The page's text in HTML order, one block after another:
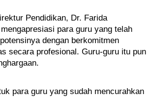
Pendidikan, Dr. Farida
para guru yang telah
dengan berkomitmen
secara profesional. Guru-guru itu pun
para guru yang sudah mencurahkan